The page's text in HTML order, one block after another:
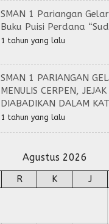
SMAN 1 Pariangan
Buku Puisi Perdana
1 tahun yang lalu
SMAN 1 PARIANGAN
MENULIS CERPEN,
DIABADIKAN DALAM
1 tahun yang lalu
Agustus 2026
R K J